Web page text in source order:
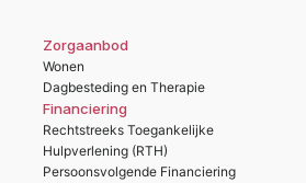
Zorgaanbod
Wonen
Dagbesteding en Therapie
Financiering
Rechtstreeks Toegankelijke
Hulpverlening (RTH)
Persoonsvolgende Financiering